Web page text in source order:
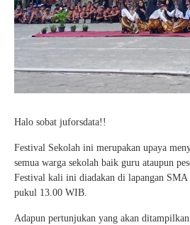
Halo sobat juforsdata!!
Festival Sekolah ini merupakan upaya
semua warga sekolah baik guru ataupun
Festival kali ini diadakan di lapangan SMA
pukul 13.00 WIB.
Adapun pertunjukan yang akan